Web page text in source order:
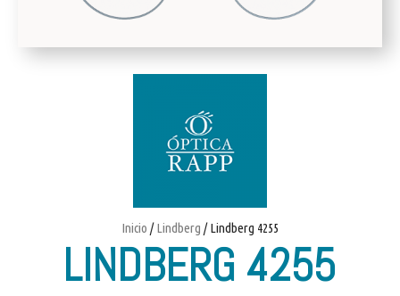
Inicio /Lindberg / Lindberg 4255
LINDBERG 4255